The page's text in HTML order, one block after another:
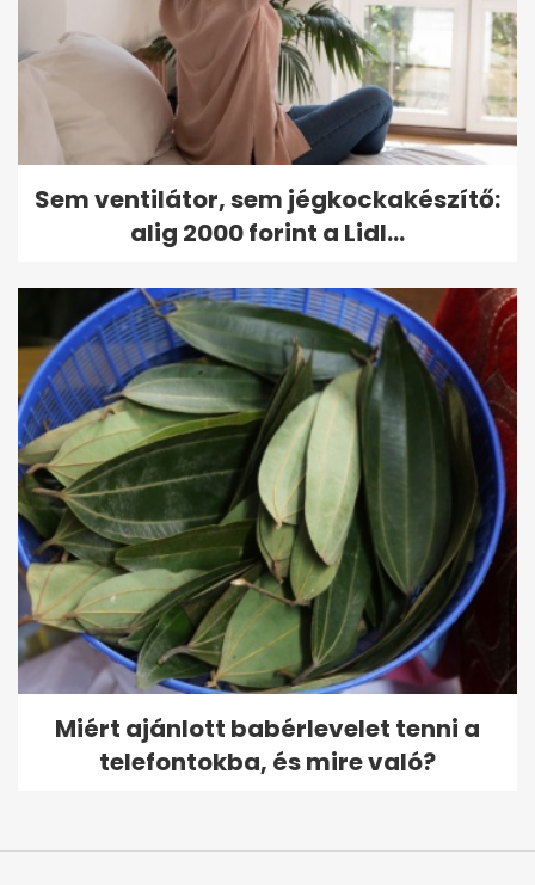
Sem ventilátor, sem jégkockakészítő:
alig 2000 forint a Lidl...
Miért ajánlott babérlevelet tenni a
telefontokba, és mire való?